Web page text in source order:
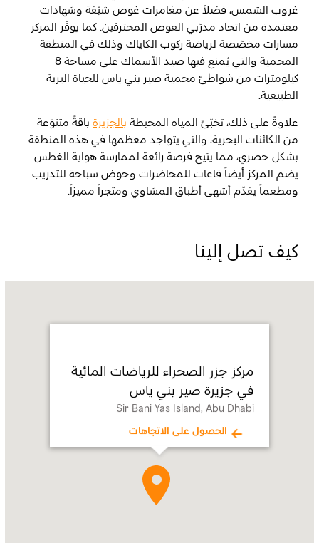
أبو ظبي
منطقة العين
منطقة الظفرة
دائرة الثقافة والسياحة - أبوظبي
مركز أبوظبي الوطني للمعارض والمؤتمرات
غروب الشمس، فضلاً عن مغامرات غوص شيّقة وشهادات
معتمدة من اتحاد مدرّبي الغوص المحترفين. كما يوفّر المركز
مسارات مخصّصة لرياضة ركوب الكاياك وذلك في المنطقة
المحمية والتي يُمنع فيها صيد الأسماك على مساحة 8
كيلومترات من شواطئ محمية صير بني ياس للحياة البرية
الطبيعية.
علاوةً على ذلك، تخبّئ المياه المحيطة بالجزيرةباقةً متنوّعة
من الكائنات البحرية، والتي يتواجد معظمها في هذه المنطقة
بشكل حصري، مما يتيح فرصة رائعة لممارسة هواية الغطس.
يضم المركز أيضاً قاعات للمحاضرات وحوض سباحة للتدريب
ومطعماً يقدّم أشهى أطباق المشاوي ومتجراً مميزاً.
كيف تصل إلينا
مركز جزر الصحراء للرياضات المائية
في جزيرة صير بني ياس
Sir Bani Yas Island, Abu Dhabi
الحصول على الاتجاهات